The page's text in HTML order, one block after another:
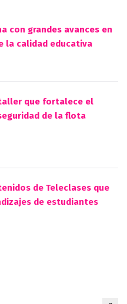
con grandes avances en
la calidad educativa
que fortalece el
de la flota
de Teleclases que
de estudiantes